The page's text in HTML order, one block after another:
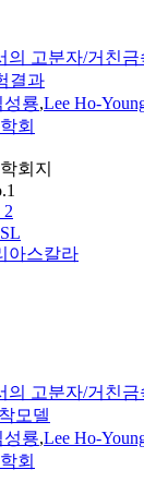
의 고분자/거친
결과
성룡,Lee Ho-
회
회지
2
아스칼라
의 고분자/거친
모델
성룡,Lee Ho-
회